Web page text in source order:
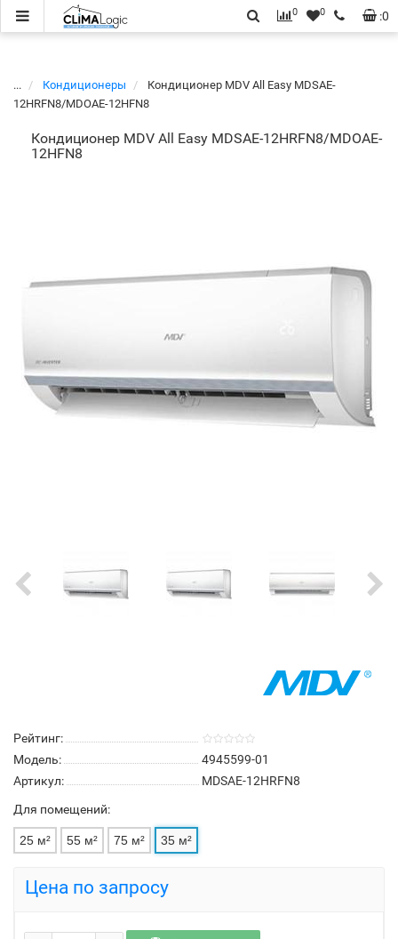
:0
0 0
... Кондиционеры
Кондиционер MDV All Easy MDSAE-
12HRFN8/MDOAE-12HFN8
Кондиционер MDV All Easy MDSAE-12HRFN8/MDOAE-
12HFN8
Рейтинг:
Модель:
4945599-01
Артикул:
MDSAE-12HRFN8
Для помещений:
25 м² 55 м² 75 м² 35 м²
Цена по запросу